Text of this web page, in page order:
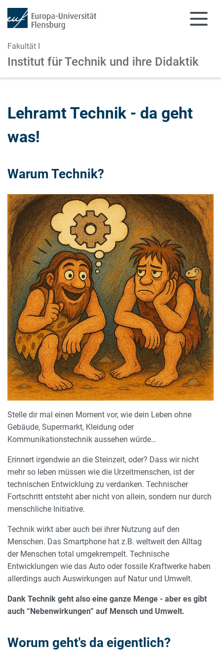
Fakultät I
Institut für Technik und ihre Didaktik
Lehramt Technik - da geht
was!
Warum Technik?
Stelle dir mal einen Moment vor, wie dein Leben ohne
Gebäude, Supermarkt, Kleidung oder
Kommunikationstechnik aussehen würde…
Erinnert irgendwie an die Steinzeit, oder? Dass wir nicht
mehr so leben müssen wie die Urzeitmenschen, ist der
technischen Entwicklung zu verdanken. Technischer
Fortschritt entsteht aber nicht von allein, sondern nur durch
menschliche Initiative.
Technik wirkt aber auch bei ihrer Nutzung auf den
Menschen. Das Smartphone hat z.B. weltweit den Alltag
der Menschen total umgekrempelt. Technische
Entwicklungen wie das Auto oder fossile Kraftwerke haben
allerdings auch Auswirkungen auf Natur und Umwelt.
Dank Technik geht also eine ganze Menge - aber es gibt
auch “Nebenwirkungen” auf Mensch und Umwelt.
Worum geht's da eigentlich?